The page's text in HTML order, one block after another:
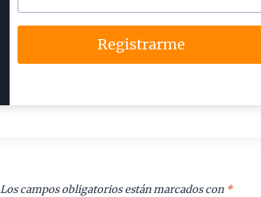
Registrarme
Los campos obligatorios están marcados con *